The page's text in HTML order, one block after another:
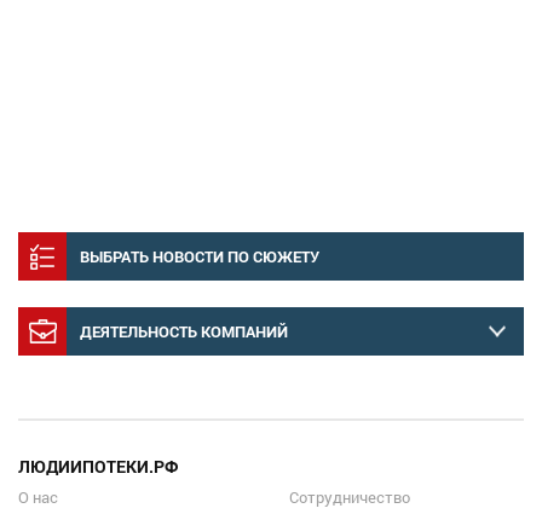
ВЫБРАТЬ НОВОСТИ ПО СЮЖЕТУ
ДЕЯТЕЛЬНОСТЬ КОМПАНИЙ
ЛЮДИИПОТЕКИ.РФ
О нас
Сотрудничество